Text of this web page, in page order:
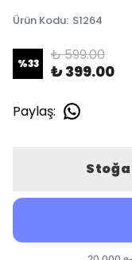
Ürün Kodu: S1264
%33 ₺ 599.00
₺ 399.00
Paylaş: